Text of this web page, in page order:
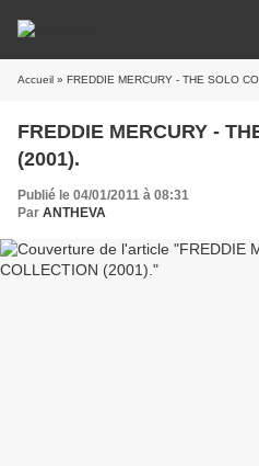
Accueil » FREDDIE MERCURY - THE SOLO
FREDDIE MERCURY -
(2001).
Publié le 04/01/2011 à 08:31
Par ANTHEVA